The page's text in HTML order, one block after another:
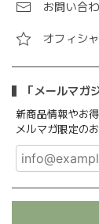
お問い合
オフィシ
「メールマガ
新商品情報やお
メルマガ限定の